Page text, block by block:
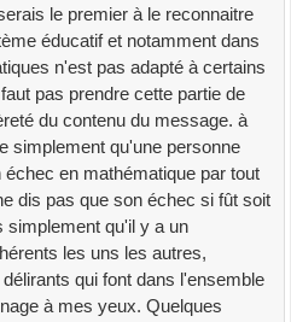
le premier à le reconnaitre
éducatif et notamment dans
n'est pas adapté à certains
pas prendre cette partie de
du contenu du message. à
simplement qu'une personne
en mathématique par tout
dis pas que son échec si fût soit
simplement qu'il y a un
les uns les autres,
qui font dans l'ensemble
à mes yeux. Quelques